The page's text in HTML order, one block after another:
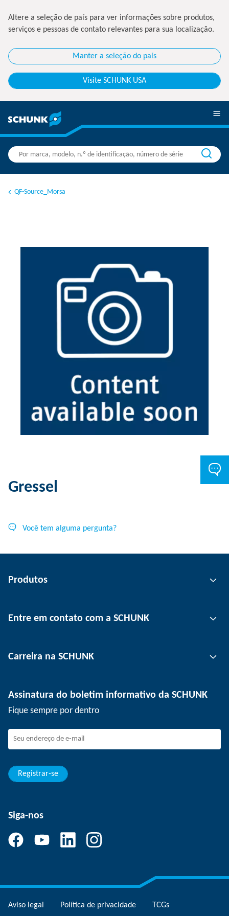
Altere a seleção de país para ver informações sobre produtos,
serviços e pessoas de contato relevantes para sua localização.
Manter a seleção do país
Visite SCHUNK USA
QF-Source_Morsa
Gressel
Você tem alguma pergunta?
Produtos
Tecnologia de automação
Tecnologia de fixação de peças
Entre em contato com a SCHUNK
Unidades
Eventos
Carreira na SCHUNK
SCHUNK como empregador
Como fazer parte da SCHUNK
Suas vantagens
Assinatura do boletim informativo da SCHUNK
Fique sempre por dentro
Registrar-se
Siga-nos
Aviso legal Política de privacidade
TCGs